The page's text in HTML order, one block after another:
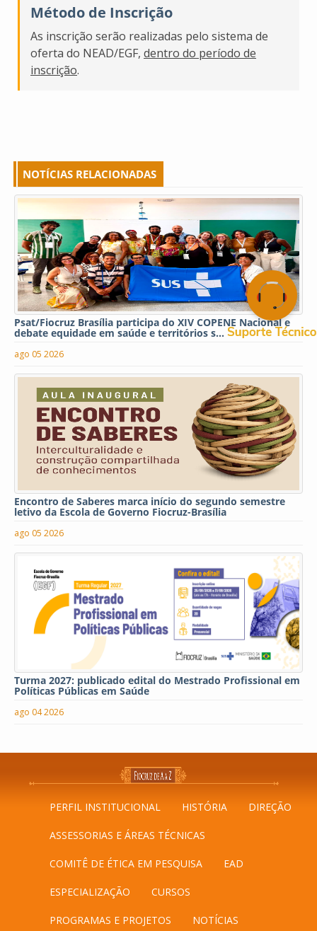
Método de Inscrição
As inscrição serão realizadas pelo sistema de
oferta do NEAD/EGF, dentro do período de
inscrição.
NOTÍCIAS RELACIONADAS
Psat/Fiocruz Brasília participa do XIV COPENE Nacional e
debate equidade em saúde e territórios s...
ago 05 2026
Encontro de Saberes marca início do segundo semestre
letivo da Escola de Governo Fiocruz-Brasília
ago 05 2026
Turma 2027: publicado edital do Mestrado Profissional em
Políticas Públicas em Saúde
ago 04 2026
PERFIL INSTITUCIONAL HISTÓRIA DIREÇÃO
ASSESSORIAS E ÁREAS TÉCNICAS
COMITÊ DE ÉTICA EM PESQUISA EAD
ESPECIALIZAÇÃO CURSOS
PROGRAMAS E PROJETOS NOTÍCIAS